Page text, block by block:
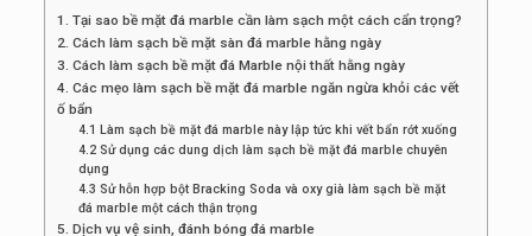
1. Tại sao bề mặt đá marble cần làm sạch một cách cẩn trọng?
2. Cách làm sạch bề mặt sàn đá marble hằng ngày
3. Cách làm sạch bề mặt đá Marble nội thất hằng ngày
4. Các mẹo làm sạch bề mặt đá marble ngăn ngừa khỏi các vết
ố bẩn
4.1 Làm sạch bề mặt đá marble này lập tức khi vết bẩn rớt xuống
4.2 Sử dụng các dung dịch làm sạch bề mặt đá marble chuyên
dụng
4.3 Sử hỗn hợp bột Bracking Soda và oxy già làm sạch bề mặt
đá marble một cách thận trọng
5. Dịch vụ vệ sinh, đánh bóng đá marble